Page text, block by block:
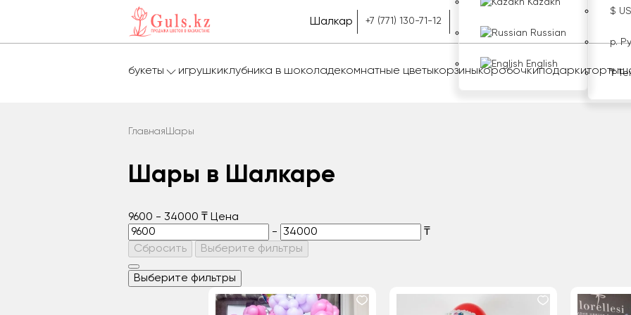
Шалкар +7 (771) 130-71-12
Kazakh
Russian
English
$
р.
₸
букеты игрушкиклубника в шоколадекомнатные цветыкорзиныкоробочкиподаркиторты
Главная Шары
Шары в Шалкаре
9600 - 34000 ₸ Цена
-
₸
Сбросить
Выберите фильтры
Выберите фильтры